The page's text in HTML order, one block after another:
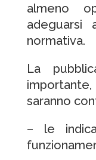
almeno
adeguarsi
normativa.
La
saranno
– le